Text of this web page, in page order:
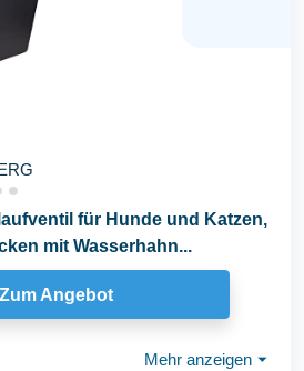
für Hunde und Katzen,
mit Wasserhahn...
Zum Angebot
Mehr anzeigen ⏷